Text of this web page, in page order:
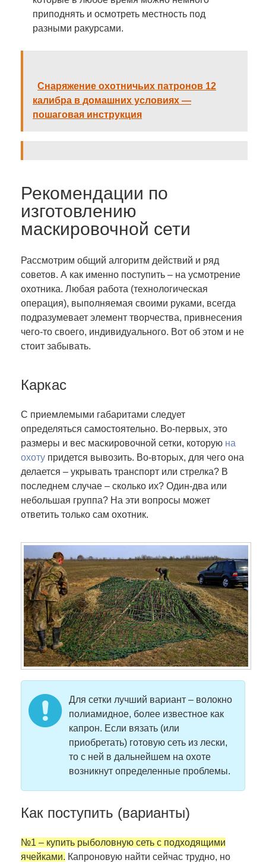
приподнять и осмотреть местность под
разными ракурсами.
Снаряжение охотничьих патронов 12
калибра в домашних условиях —
пошаговая инструкция
Рекомендации по
изготовлению
маскировочной сети
Рассмотрим общий алгоритм действий и ряд
советов. А как именно поступить – на усмотрение
охотника. Любая работа (технологическая
операция), выполняемая своими руками, всегда
подразумевает элемент творчества, привнесения
чего-то своего, индивидуального. Вот об этом и не
стоит забывать.
Каркас
С приемлемыми габаритами следует
определяться самостоятельно. Во-первых, это
размеры и вес маскировочной сетки, которую на
охоту придется вывозить. Во-вторых, для чего она
делается – укрывать транспорт или стрелка? В
последнем случае – сколько их? Один-два или
небольшая группа? На эти вопросы может
ответить только сам охотник.
Для сетки лучший вариант – волокно
полиамидное, более известное как
капрон. Если вязать (или
приобретать) готовую сеть из лески,
то с ней в дальнейшем на охоте
возникнут определенные проблемы.
Как поступить (варианты)
№1 – купить рыболовную сеть с подходящими
ячейками. Капроновую найти сейчас трудно, но